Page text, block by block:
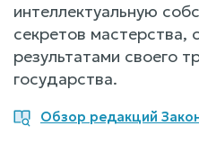
интеллектуальную
секретов мастерства,
результатами своего
государства.
Обзор редакций